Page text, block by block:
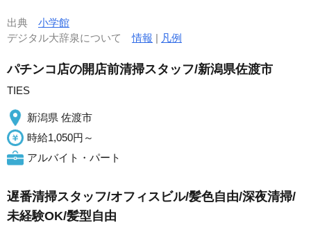
出典 小学館
デジタル大辞泉について情報 | 凡例
パチンコ店の開店前清掃スタッフ/新潟県佐渡市
TIES
新潟県 佐渡市
時給1,050円～
アルバイト・パート
遅番清掃スタッフ/オフィスビル/髪色自由/深夜清掃/
未経験OK/髪型自由